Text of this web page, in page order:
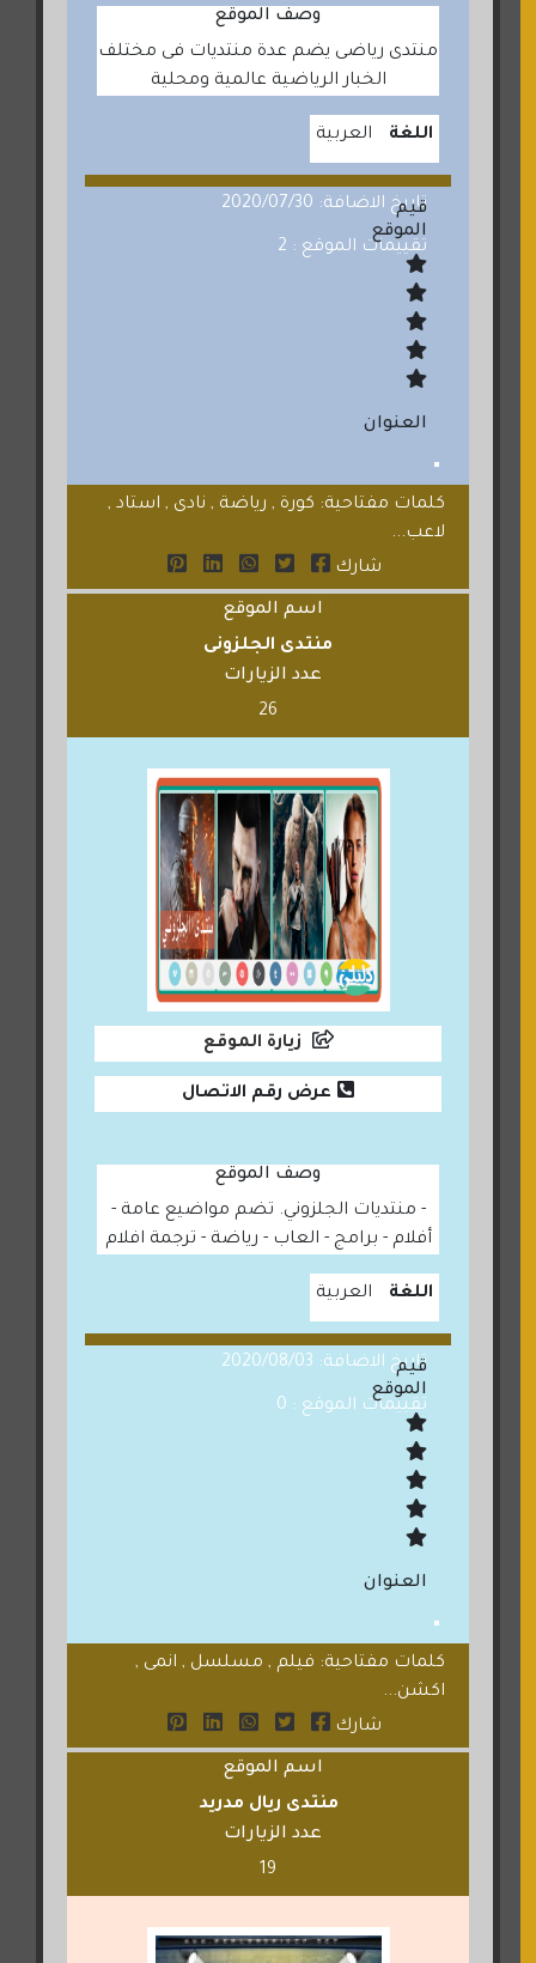
وصف الموقع
منتدى رياضى يضم عدة منتديات فى مختلف
الخبار الرياضية عالمية ومحلية
اللغة العربية
تاريخ الاضافة: 2020/07/30
تقييمات الموقع : 2
قيم
الموقع
العنوان
كلمات مفتاحية: كورة , رياضة , نادى , استاد ,
لاعب...
شارك
اسم الموقع
منتدى الجلزونى
عدد الزيارات
26
زيارة الموقع
عرض رقم الاتصال
وصف الموقع
- منتديات الجلزوني. تضم مواضيع عامة -
أفلام - برامج - العاب - رياضة - ترجمة افلام
اللغة العربية
تاريخ الاضافة: 2020/08/03
تقييمات الموقع : 0
قيم
الموقع
العنوان
كلمات مفتاحية: فيلم , مسلسل , انمى ,
اكشن...
شارك
اسم الموقع
منتدى ريال مدريد
عدد الزيارات
19